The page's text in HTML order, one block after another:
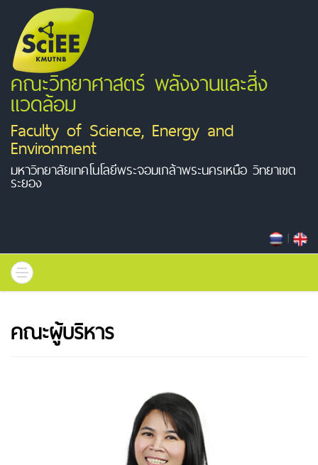
คณะวิทยาศาสตร์ พลังงานและสิ่ง
แวดล้อม
Faculty of Science, Energy and
Environment
มหาวิทยาลัยเทคโนโลยีพระจอมเกล้าพระนครเหนือ วิทยาเขต
ระยอง
|
คณะผู้บริหาร